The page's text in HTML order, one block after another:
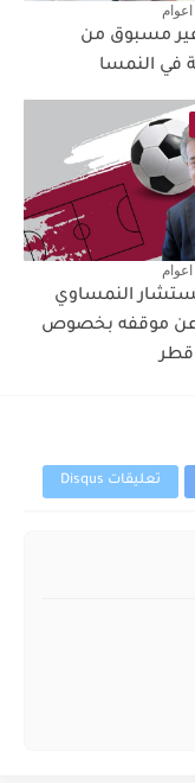
مسبوق من
في النمسا
النمساوي
موقفه بخصوص
قطر
تعليقات Disqus